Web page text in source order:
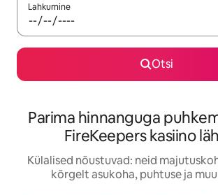
Lahkumine
Otsi
Parima hinnanguga
FireKeepers kasiino
Külalised nõustuvad: neid
kõrgelt asukoha, puhtuse ja